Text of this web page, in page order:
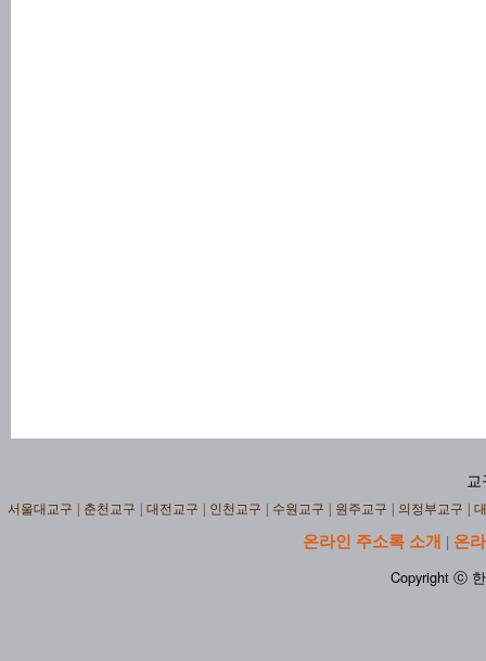
교
서울대교구 춘천교구 대전교구 인천교구 수원교구 원주교구 의정부교구
온라인 주소록 소개 | 온
Copyright ⓒ